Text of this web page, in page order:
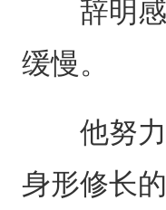
辞明感
缓慢。
他努力
身形修长